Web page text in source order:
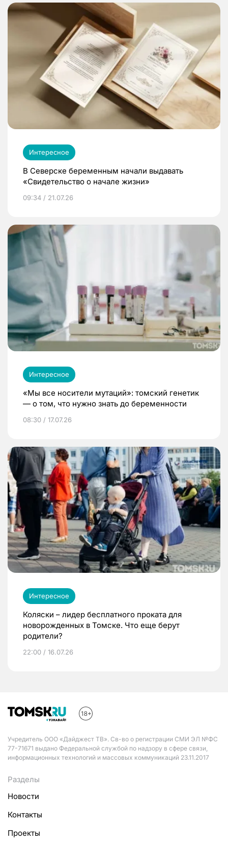
Интересное
В Северске беременным начали выдавать
«Свидетельство о начале жизни»
09:34 / 21.07.26
Интересное
«Мы все носители мутаций»: томский генетик
— о том, что нужно знать до беременности
08:30 / 17.07.26
Интересное
Коляски – лидер бесплатного проката для
новорожденных в Томске. Что еще берут
родители?
22:00 / 16.07.26
Учредитель ООО «Дайджест ТВ». Св-во о регистрации СМИ ЭЛ №ФС
77-71671 выдано Федеральной службой по надзору в сфере связи,
информационных технологий и массовых коммуникаций 23.11.2017
Разделы
Новости
Контакты
Проекты